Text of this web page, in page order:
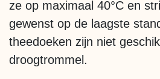
ze op maximaal 40°C en
gewenst op de laagste
theedoeken zijn niet
droogtrommel.